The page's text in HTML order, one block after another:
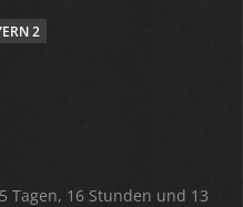
2
Tagen, 16 Stunden und 13